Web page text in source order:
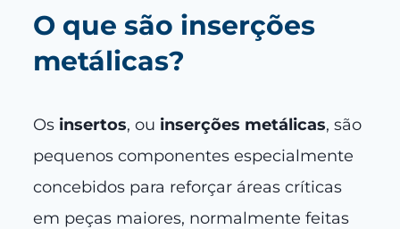
O que são inserções
metálicas?
Os insertos, ou inserções metálicas, são
pequenos componentes especialmente
concebidos para reforçar áreas críticas
em peças maiores, normalmente feitas